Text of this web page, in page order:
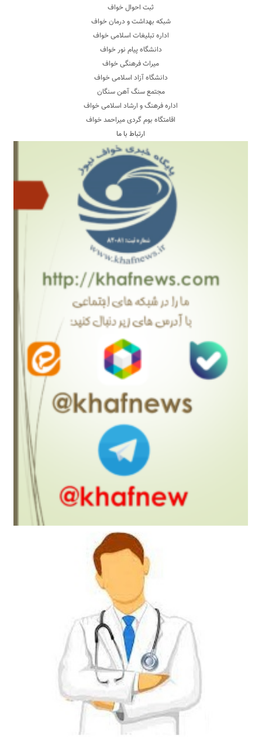
ثبت احوال خواف
شبکه بهداشت و درمان خواف
اداره تبلیغات اسلامی خواف
دانشگاه پیام نور خواف
میراث فرهنگی خواف
دانشگاه آزاد اسلامی خواف
مجتمع سنگ آهن سنگان
اداره فرهنگ و ارشاد اسلامی خواف
اقامتگاه بوم گردی میراحمد خواف
ارتباط با ما